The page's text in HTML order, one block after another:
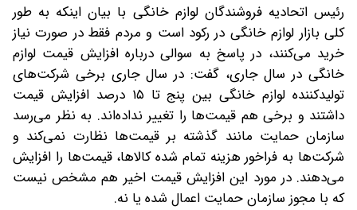
رئیس اتحادیه فروشندگان لوازم خانگی با بیان اینکه به طور
کلی بازار لوازم خانگی در رکود است و مردم فقط در صورت نیاز
خرید می‌کنند، در پاسخ به سوالی درباره افزایش قیمت لوازم
خانگی در سال جاری، گفت: در سال جاری برخی شرکت‌های
تولیدکننده لوازم خانگی بین پنج تا ۱۵ درصد افزایش قیمت
داشتند و برخی هم قیمت‌ها را تغییر نداده‌اند. به نظر می‌رسد
سازمان حمایت مانند گذشته بر قیمت‌ها نظارت نمی‌کند و
شرکت‌ها به فراخور هزینه تمام شده کالاها، قیمت‌ها را افزایش
می‌دهند. در مورد این افزایش قیمت اخیر هم مشخص نیست
که با مجوز سازمان حمایت اعمال شده یا نه.